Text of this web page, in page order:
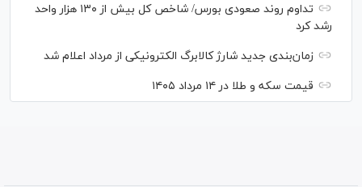
تداوم روند صعودی بورس/ شاخص کل بیش از ۱۳۰ هزار واحد
رشد کرد
زمان‌بندی جدید شارژ کالابرگ الکترونیکی از مرداد اعلام شد
قیمت سکه و طلا در ۱۴ مرداد ۱۴۰۵